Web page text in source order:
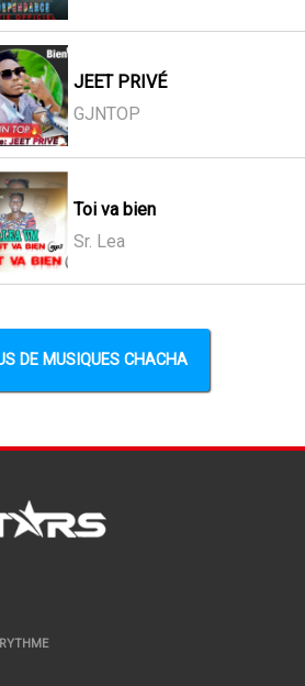
JEET PRIVÉ
GJNTOP
Toi va bien
Sr. Lea
DE MUSIQUES CHACHA